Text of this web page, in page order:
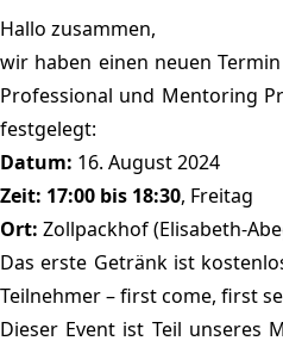
Hallo zusammen,
wir haben einen neuen
Professional und Mentoring
festgelegt:
Datum: 16. August 2024
Zeit: 17:00 bis 18:30, Freitag
Ort: Zollpackhof (Elisabeth-
Das erste Getränk ist
Teilnehmer – first come, first
Dieser Event ist Teil unseres